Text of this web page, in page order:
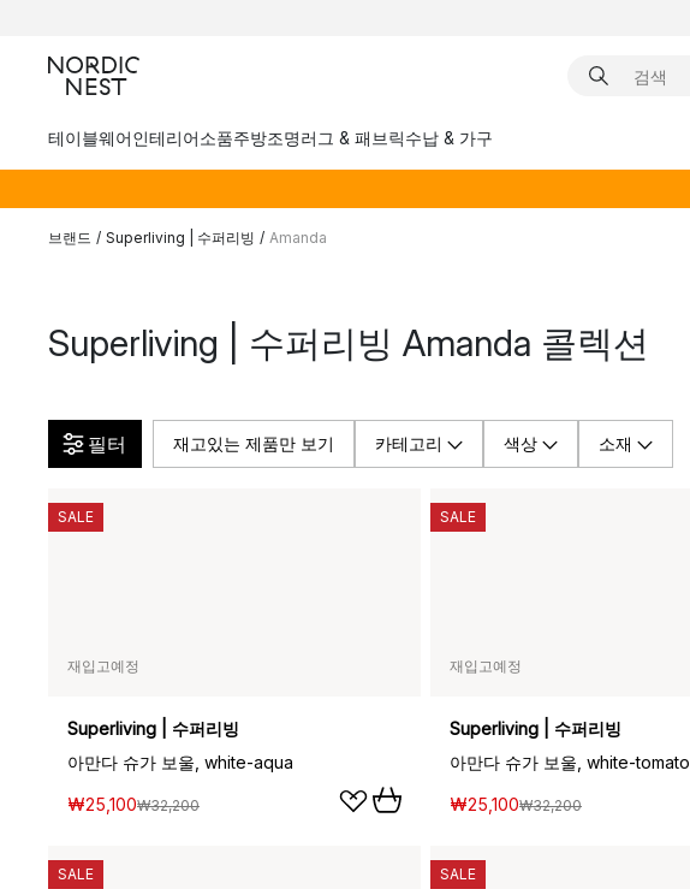
테이블웨어인테리어소품주방조명러그 & 패브릭수납 & 가구
브랜드 / Superliving | 수퍼리빙 / Amanda
Superliving | 수퍼리빙 Amanda 콜렉션
필터 재고있는 제품만 보기 카테고리 색상 소재
재입고예정
Superliving | 수퍼리빙
아만다 슈가 보울, white-aqua
₩25,100₩32,200
SALE
재입고예정
Superliving | 수퍼리빙
아만다 슈가 보울, white-tomato
₩25,100₩32,200
SALE
SALE SALE